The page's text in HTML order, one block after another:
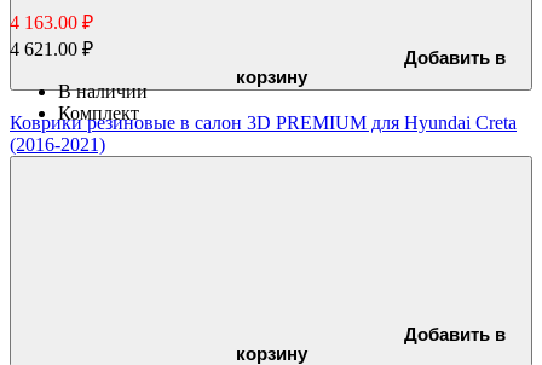
Добавить в
корзину
Коврики резиновые в салон 3D PREMIUM для Hyundai Creta
(2016-2021)
4 163.00 ₽
4 621.00 ₽
В наличии
Комплект
Добавить в
корзину